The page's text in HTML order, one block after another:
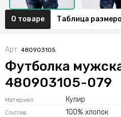
О товаре Таблица
Арт. 480903105
Футболка
480903105-079
Материал Кулир
Состав 100% хлопок